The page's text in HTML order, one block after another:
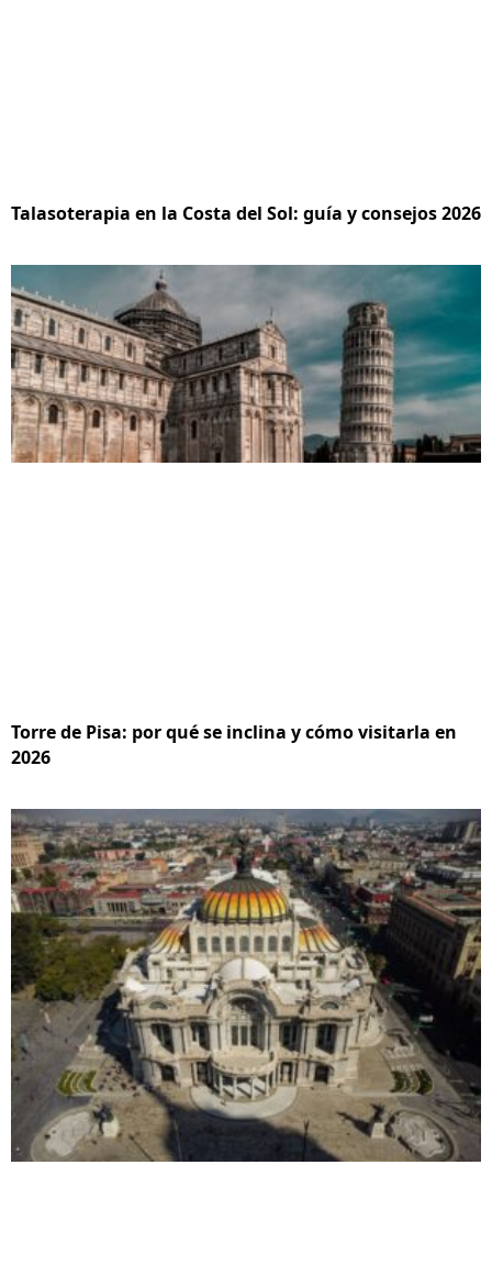
Talasoterapia en la Costa del Sol: guía y consejos 2026
Torre de Pisa: por qué se inclina y cómo visitarla en
2026